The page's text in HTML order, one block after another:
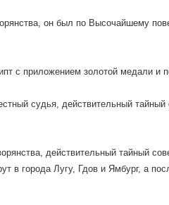
он был по Высочайшему
с приложением золотой медали и
судья, действительный
действительный тайный
в города Лугу, Гдов и Ямбург, а